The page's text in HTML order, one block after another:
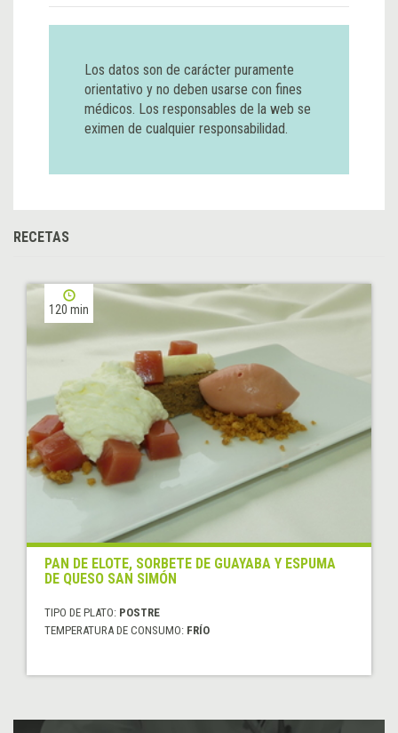
Los datos son de carácter puramente
orientativo y no deben usarse con fines
médicos. Los responsables de la web se
eximen de cualquier responsabilidad.
RECETAS
120 min
PAN DE ELOTE, SORBETE DE GUAYABA Y ESPUMA
DE QUESO SAN SIMÓN
TIPO DE PLATO: POSTRE
TEMPERATURA DE CONSUMO: FRÍO